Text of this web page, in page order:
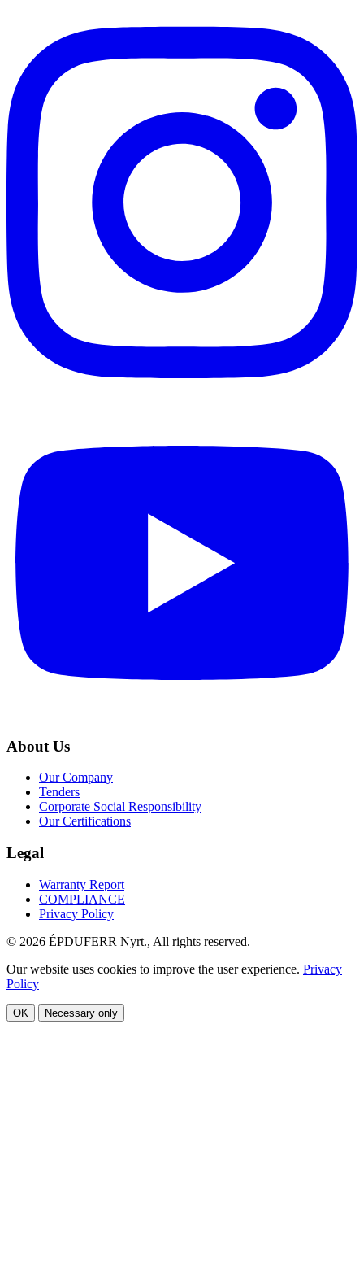
About Us
Our Company
Tenders
Corporate Social Responsibility
Our Certifications
Legal
Warranty Report
COMPLIANCE
Privacy Policy
© 2026 ÉPDUFERR Nyrt., All rights reserved.
Our website uses cookies to improve the user experience. Privacy
Policy
OK Necessary only